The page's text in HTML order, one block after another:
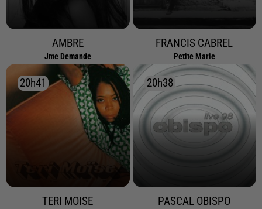
AMBRE
Jme Demande
FRANCIS CABREL
Petite Marie
20h41
20h41
TERI MOISE
20h38
20h38
PASCAL OBISPO